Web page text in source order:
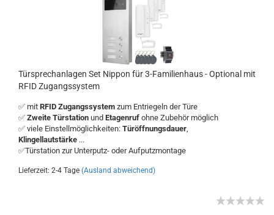
Türsprechanlagen Set Nippon für 3-Familienhaus - Optional mit
RFID Zugangssystem
✅ mit RFID Zugangssystem zum Entriegeln der Türe
✅ Zweite Türstation und Etagenruf ohne Zubehör möglich
✅ viele Einstellmöglichkeiten: Türöffnungsdauer,
Klingellautstärke ...
✅Türstation zur Unterputz- oder Aufputzmontage
Lieferzeit: 2-4 Tage (Ausland abweichend)